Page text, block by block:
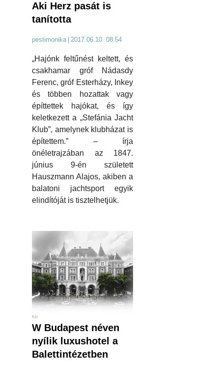
Aki Herz pasát is
tanította
pestimonika 2017.06.10. 08:54
„Hajónk feltűnést keltett, és
csakhamar gróf Nádasdy
Ferenc, gróf Esterházy, Inkey
és többen hozattak vagy
építtettek hajókat, és így
keletkezett a „Stefánia Jacht
Klub”, amelynek klubházat is
építettem.” – írja
önéletrajzában az 1847.
június 9-én született
Hauszmann Alajos, akiben a
balatoni jachtsport egyik
elindítóját is tisztelhetjük.
hír
W Budapest néven
nyílik luxushotel a
Balettintézetben